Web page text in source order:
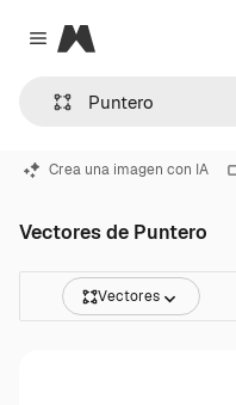
Close menu
Magnific
Crea una imagen con IA
Vectores de Puntero
Vectores